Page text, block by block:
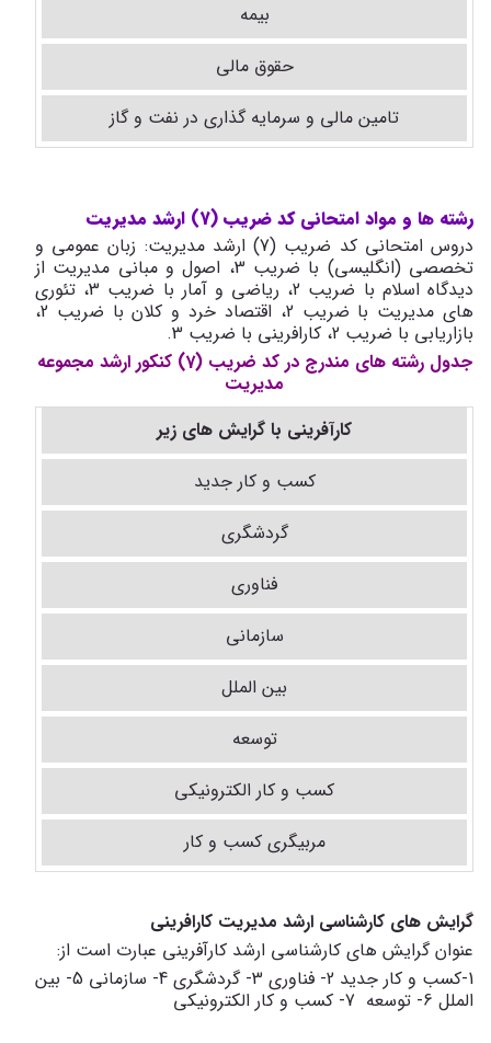
بیمه
حقوق مالی
تامین مالی و سرمایه گذاری در نفت و گاز
رشته ها و مواد امتحانی کد ضریب (7) ارشد مدیریت
دروس امتحانی کد ضریب (7) ارشد مدیریت: زبان عمومی و
تخصصی (انگلیسی) با ضریب 3، اصول و مبانی مدیریت از
دیدگاه اسلام با ضریب 2، ریاضی و آمار با ضریب 3، تئوری
های مدیریت با ضریب 2، اقتصاد خرد و کلان با ضریب 2،
بازاریابی با ضریب 2، کارافرینی با ضریب 3.
جدول رشته های مندرج در کد ضریب (7) کنکور ارشد مجموعه
مدیریت
کارآفرینی با گرایش های زیر
کسب و کار جدید
گردشگری
فناوری
سازمانی
بین الملل
توسعه
کسب و کار الکترونیکی
مربیگری کسب و کار
گرایش ­های کارشناسی ارشد مدیریت کارافرینی
عنوان گرایش های کارشناسی ارشد کارآفرینی عبارت است از:
1-کسب و کار جدید 2- فناوری 3- گردشگری 4- سازمانی 5- بین
الملل 6- توسعه 7- کسب و کار الکترونیکی